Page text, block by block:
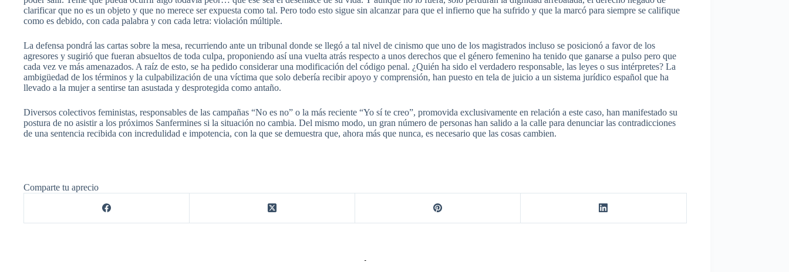
clarificar que no es un objeto y que no merece ser expuesta como tal. Pero todo esto sigue sin alcanzar para que el infierno que ha sufrido y que la marcó para siempre se califique
como es debido, con cada palabra y con cada letra: violación múltiple.
La defensa pondrá las cartas sobre la mesa, recurriendo ante un tribunal donde se llegó a tal nivel de cinismo que uno de los magistrados incluso se posicionó a favor de los
agresores y sugirió que fueran absueltos de toda culpa, proponiendo así una vuelta atrás respecto a unos derechos que el género femenino ha tenido que ganarse a pulso pero que
cada vez ve más amenazados. A raíz de esto, se ha pedido considerar una modificación del código penal. ¿Quién ha sido el verdadero responsable, las leyes o sus intérpretes? La
ambigüedad de los términos y la culpabilización de una víctima que solo debería recibir apoyo y comprensión, han puesto en tela de juicio a un sistema jurídico español que ha
llevado a la mujer a sentirse tan asustada y desprotegida como antaño.
Diversos colectivos feministas, responsables de las campañas “No es no” o la más reciente “Yo sí te creo”, promovida exclusivamente en relación a este caso, han manifestado su
postura de no asistir a los próximos Sanfermines si la situación no cambia. Del mismo modo, un gran número de personas han salido a la calle para denunciar las contradicciones
de una sentencia recibida con incredulidad e impotencia, con la que se demuestra que, ahora más que nunca, es necesario que las cosas cambien.
Comparte tu aprecio